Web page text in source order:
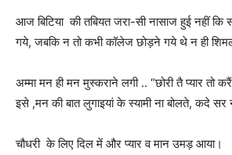
आज बिटिया की तबियत जरा-सी नासाज हुई नहीं कि
गये, जबकि न तो कभी कॉलेज छोड़ने गये थे न ही
अम्मा मन ही मन मुस्कराने लगी .. “छोरी तै प्यार तो
इसे ,मन की बात लुगाइयां के स्यामी ना बोलते, कदे सर
चौधरी के लिए दिल में और प्यार व मान उमड़ आया।